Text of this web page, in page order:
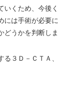
くため、今後
は手術が必要
うかを判断しま
３Ｄ－ＣＴＡ